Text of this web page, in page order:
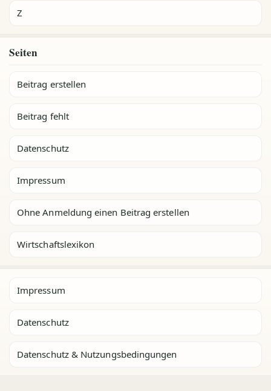
Z
Seiten
Beitrag erstellen
Beitrag fehlt
Datenschutz
Impressum
Ohne Anmeldung einen Beitrag erstellen
Wirtschaftslexikon
Impressum
Datenschutz
Datenschutz & Nutzungsbedingungen